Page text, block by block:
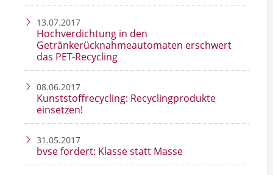
13.07.2017
Hochverdichtung in den
Getränkerücknahmeautomaten erschwert
das PET-Recycling
08.06.2017
Kunststoffrecycling: Recyclingprodukte
einsetzen!
31.05.2017
bvse fordert: Klasse statt Masse